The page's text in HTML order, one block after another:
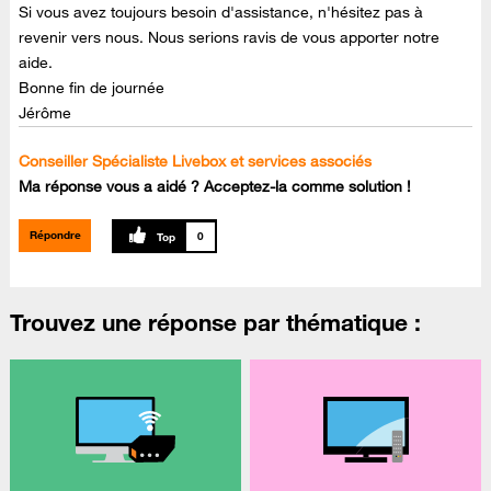
Si vous avez toujours besoin d'assistance, n'hésitez pas à
revenir vers nous. Nous serions ravis de vous apporter notre
aide.
Bonne fin de journée
Jérôme
Conseiller Spécialiste Livebox et services associés
Ma réponse vous a aidé ? Acceptez-la comme solution !
Répondre 0
Trouvez une réponse par thématique :